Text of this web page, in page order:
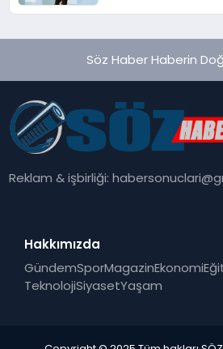
Söz Haber Haberin
Reklam & işbirliği:
Hakkımızda
GündemSporMagazinEkonomi
TeknolojiSiyasetYaşam